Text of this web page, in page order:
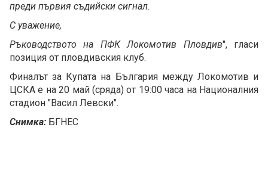
преди първия съдийски сигнал.
С уважение,
Ръководството на ПФК Локомотив Пловдив", гласи
позиция от пловдивския клуб.
Финалът за Купата на България между Локомотив и
ЦСКА е на 20 май (сряда) от 19:00 часа на Националния
стадион "Васил Левски".
Снимка: БГНЕС